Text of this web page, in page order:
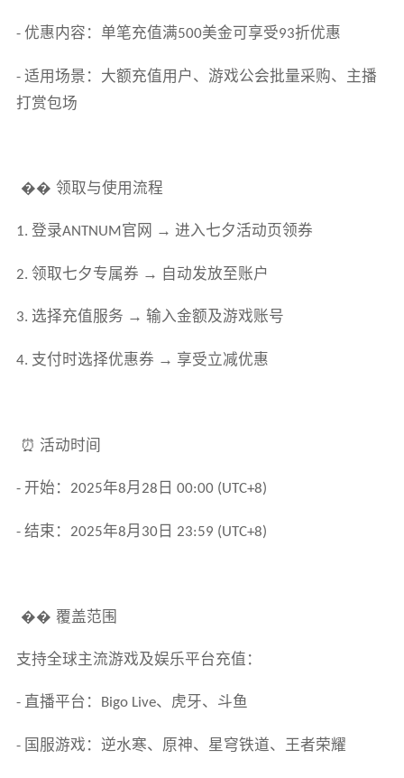
- 优惠内容：单笔充值满500美金可享受93折优惠
- 适用场景：大额充值用户、游戏公会批量采购、主播
打赏包场
�� 领取与使用流程
1. 登录ANTNUM 官网 → 进入七夕活动页领券
2. 领取七夕专属券 → 自动发放至账户
3. 选择充值服务 → 输入金额及游戏账号
4. 支付时选择优惠券 → 享受立减优惠
⏰ 活动时间
- 开始： 2025年8月 28 日 00:00 (UTC+8)
- 结束： 2025年8月 30日 23:59 (UTC+8)
�� 覆盖范围
支持全球主流游戏及娱乐平台充值：
- 直播平台： Bigo Live、虎牙、斗鱼
- 国服游戏：逆水寒、原神、星穹铁道、王者荣耀